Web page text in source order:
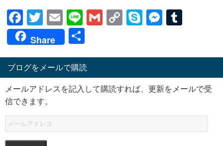
Facebook
Twitter
EmailLineGmailCopySkype
Share
ブログをメールで購読
メールアドレスを記入して購読すれば、更新をメールで受
信できます。